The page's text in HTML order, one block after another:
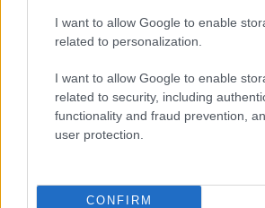
I want to allow Google to enable
related to personalization.
I want to allow Google to enable
related to security, including
functionality and fraud prevention,
user protection.
CONFIRM